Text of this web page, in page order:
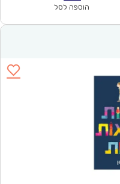
הוספה לסל